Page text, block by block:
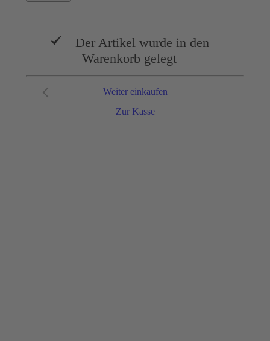
Der Artikel wurde in den
Warenkorb gelegt
Zur Kasse
Weiter einkaufen